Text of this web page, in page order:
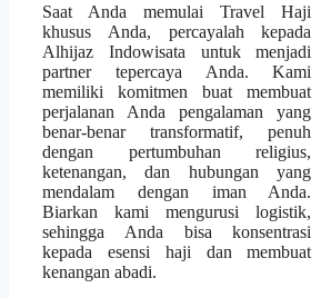
Saat Anda memulai Travel Haji
khusus Anda, percayalah kepada
Alhijaz Indowisata untuk menjadi
partner tepercaya Anda. Kami
memiliki komitmen buat membuat
perjalanan Anda pengalaman yang
benar-benar transformatif, penuh
dengan pertumbuhan religius,
ketenangan, dan hubungan yang
mendalam dengan iman Anda.
Biarkan kami mengurusi logistik,
sehingga Anda bisa konsentrasi
kepada esensi haji dan membuat
kenangan abadi.